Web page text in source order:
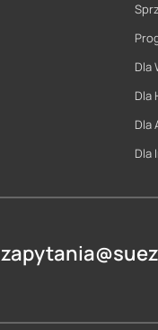
Dla
Dla
Dla
Dla